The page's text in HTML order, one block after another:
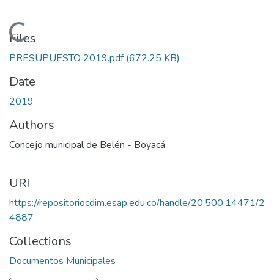
Loading...
Files
PRESUPUESTO 2019.pdf(672.25 KB)
Date
2019
Authors
Concejo municipal de Belén - Boyacá
URI
https://repositoriocdim.esap.edu.co/handle/20.500.14471/2
4887
Collections
Documentos Municipales